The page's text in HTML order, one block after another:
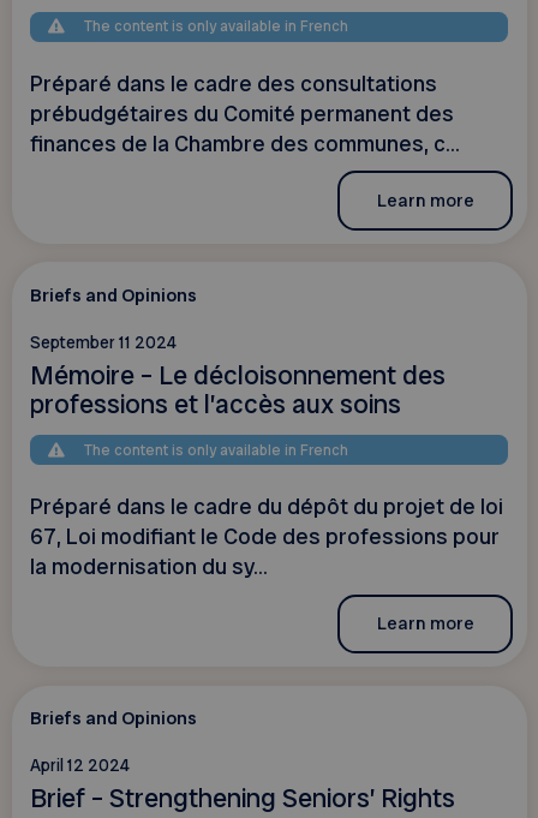
The content is only available in French
Préparé dans le cadre des consultations
prébudgétaires du Comité permanent des
finances de la Chambre des communes, c...
Learn more
Briefs and Opinions
September 11 2024
Mémoire – Le décloisonnement des
professions et l’accès aux soins
The content is only available in French
Préparé dans le cadre du dépôt du projet de loi
67, Loi modifiant le Code des professions pour
la modernisation du sy...
Learn more
Briefs and Opinions
April 12 2024
Brief – Strengthening Seniors’ Rights